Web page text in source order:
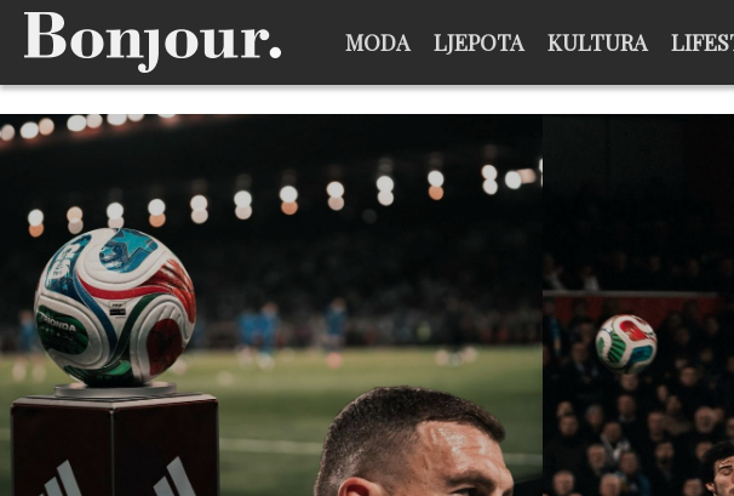
MODA LJEPOTA KULTURA